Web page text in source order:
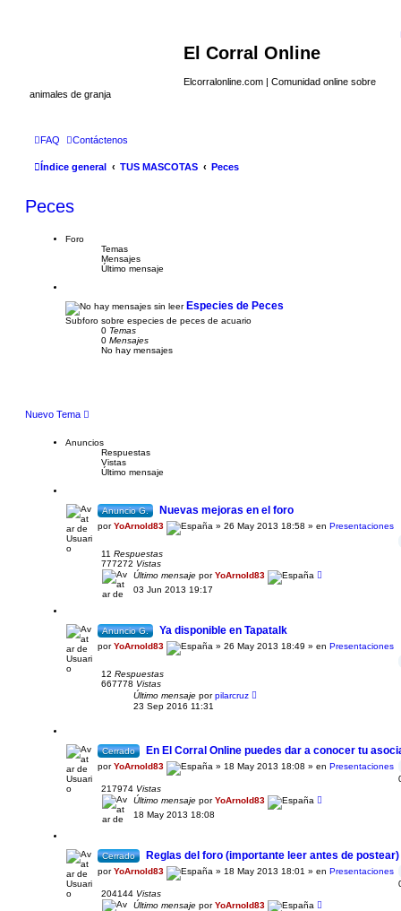
El Corral Online
Elcorralonline.com | Comunidad online sobre
animales de granja
FAQ Contáctenos
Índice general TUS MASCOTAS Peces
Peces
Foro
Temas
Mensajes
Último mensaje
Especies de Peces
Subforo sobre especies de peces de acuario
0 Temas
0 Mensajes
No hay mensajes
Nuevo Tema
Anuncios
Respuestas
Vistas
Último mensaje
Anuncio G. Nuevas mejoras en el foro
porYoArnold83 » 26 May 2013 18:58 » en Presentaciones
11 Respuestas
777272 Vistas
Último mensaje porYoArnold83
03 Jun 2013 19:17
Anuncio G. Ya disponible en Tapatalk
porYoArnold83 » 26 May 2013 18:49 » en Presentaciones
12 Respuestas
667778 Vistas
Último mensaje porpilarcruz
23 Sep 2016 11:31
Cerrado En El Corral Online puedes dar a conocer tu
porYoArnold83 » 18 May 2013 18:08 » en Presentaciones
217974 Vistas
Último mensaje porYoArnold83
18 May 2013 18:08
Cerrado Reglas del foro (importante leer antes de postear)
porYoArnold83 » 18 May 2013 18:01 » en Presentaciones
204144 Vistas
Último mensaje porYoArnold83